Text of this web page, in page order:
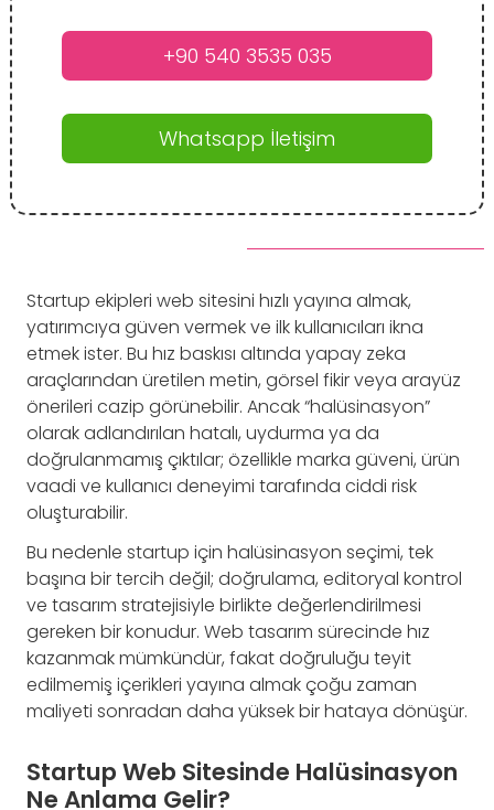
+90 540 3535 035
Whatsapp İletişim
Startup ekipleri web sitesini hızlı yayına almak,
yatırımcıya güven vermek ve ilk kullanıcıları ikna
etmek ister. Bu hız baskısı altında yapay zeka
araçlarından üretilen metin, görsel fikir veya arayüz
önerileri cazip görünebilir. Ancak “halüsinasyon”
olarak adlandırılan hatalı, uydurma ya da
doğrulanmamış çıktılar; özellikle marka güveni, ürün
vaadi ve kullanıcı deneyimi tarafında ciddi risk
oluşturabilir.
Bu nedenle startup için halüsinasyon seçimi, tek
başına bir tercih değil; doğrulama, editoryal kontrol
ve tasarım stratejisiyle birlikte değerlendirilmesi
gereken bir konudur. Web tasarım sürecinde hız
kazanmak mümkündür, fakat doğruluğu teyit
edilmemiş içerikleri yayına almak çoğu zaman
maliyeti sonradan daha yüksek bir hataya dönüşür.
Startup Web Sitesinde Halüsinasyon
Ne Anlama Gelir?